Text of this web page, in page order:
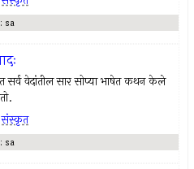
sa
सर्व वेदांतील सार सोप्या भाषेत कथन केले
संस्कृत
sa